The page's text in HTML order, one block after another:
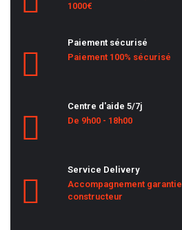
1000€
Paiement sécurisé
Paiement 100% sécurisé
Centre d'aide 5/7j
De 9h00 - 18h00
Service Delivery
Accompagnement garantie
constructeur